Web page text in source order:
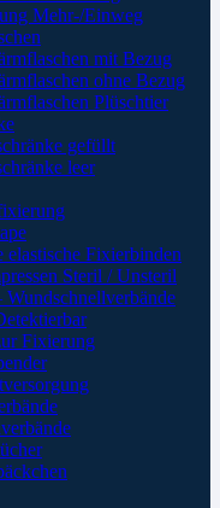
Mehr-/Einweg
mit Bezug
ohne Bezug
Plüschtier
gefüllt
leer
elastische Fixierbinden
Steril / Unsteril
Wundschnellverbände
Fixierung